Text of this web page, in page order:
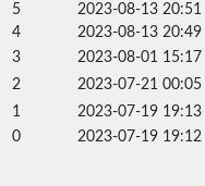
5
2023-08-13 20:51
4
2023-08-13 20:49
3
2023-08-01 15:17
2
2023-07-21 00:05
1
2023-07-19 19:13
0
2023-07-19 19:12